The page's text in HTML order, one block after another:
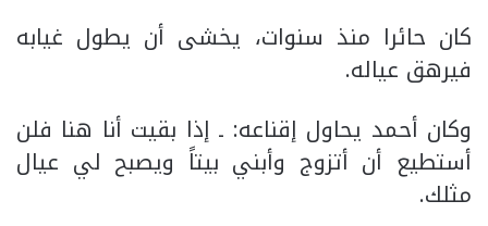
كان حائرا منذ سنوات، يخشى أن يطول غيابه
فيرهق عياله.
وكان أحمد يحاول إقناعه: ـ إذا بقيت أنا هنا فلن
أستطيع أن أتزوج وأبني بيتاً ويصبح لي عيال
مثلك.